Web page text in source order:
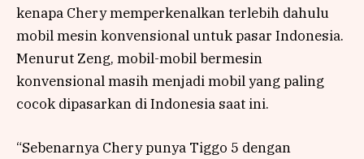
kenapa Chery memperkenalkan terlebih dahulu
mobil mesin konvensional untuk pasar Indonesia.
Menurut Zeng, mobil-mobil bermesin
konvensional masih menjadi mobil yang paling
cocok dipasarkan di Indonesia saat ini.
“Sebenarnya Chery punya Tiggo 5 dengan